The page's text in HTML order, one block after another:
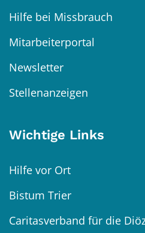
Hilfe bei Missbrauch
Mitarbeiterportal
Newsletter
Stellenanzeigen
Wichtige Links
Hilfe vor Ort
Bistum Trier
Caritasverband für die